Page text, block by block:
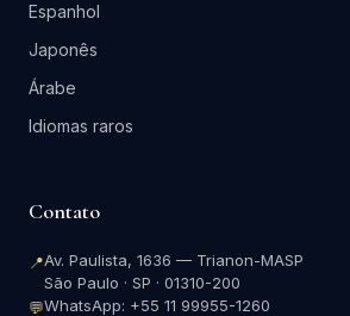
Espanhol
Japonês
Árabe
Idiomas raros
Contato
📍Av. Paulista, 1636 — Trianon-MASP
São Paulo · SP · 01310-200
💬WhatsApp: +55 11 99955-1260